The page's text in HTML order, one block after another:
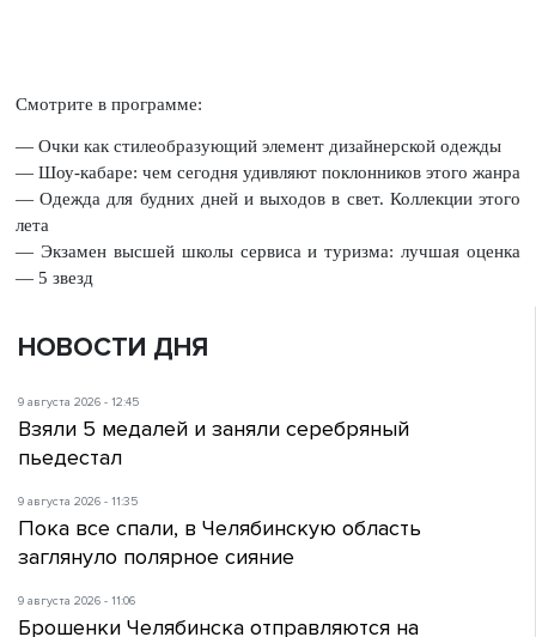
Смотрите в программе:
— Очки как стилеобразующий элемент дизайнерской одежды
— Шоу-кабаре: чем сегодня удивляют поклонников этого жанра
— Одежда для будних дней и выходов в свет. Коллекции этого
лета
— Экзамен высшей школы сервиса и туризма: лучшая оценка
— 5 звезд
НОВОСТИ ДНЯ
9 августа 2026 - 12:45
Взяли 5 медалей и заняли серебряный
пьедестал
9 августа 2026 - 11:35
Пока все спали, в Челябинскую область
заглянуло полярное сияние
9 августа 2026 - 11:06
Брошенки Челябинска отправляются на